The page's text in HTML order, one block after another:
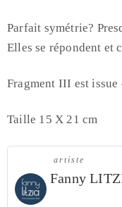
Parfait symétrie?
Elles se répondent et
Fragment III est
Taille 15 X 21 cm
artiste
Fanny